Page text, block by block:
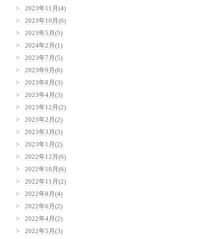
2023年11月(4)
2023年10月(6)
2023年5月(5)
2024年2月(1)
2023年7月(5)
2023年9月(6)
2023年8月(3)
2023年4月(3)
2023年12月(2)
2023年2月(2)
2023年3月(3)
2023年1月(2)
2022年12月(6)
2022年10月(6)
2022年11月(2)
2022年8月(4)
2022年6月(2)
2022年4月(2)
2022年5月(3)